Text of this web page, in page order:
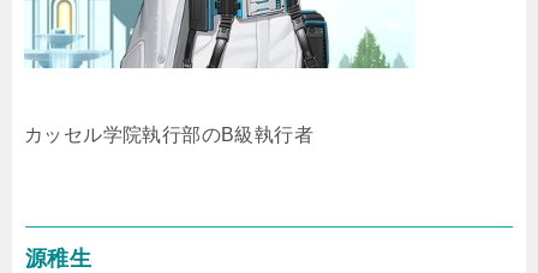
カッセル学院執行部のB級執行者
源稚生